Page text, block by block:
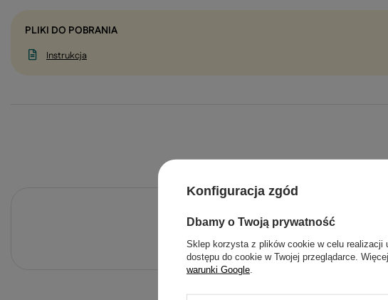
PLIKI DO POBRANIA
Instrukcja
Konfiguracja zgód
Dbamy o Twoją prywatność
Sklep korzysta z plików cookie w celu realizacji
dostępu do cookie w Twojej przeglądarce.
warunki Google